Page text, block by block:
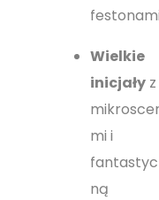
Wielkie
inicjały z
mi i
ną